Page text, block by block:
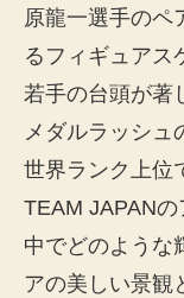
原龍一選手のペ
るフィギュアス
若手の台頭が著
メダルラッシュ
世界ランク上位
TEAM JAPAN
中でどのような
アの美しい景観